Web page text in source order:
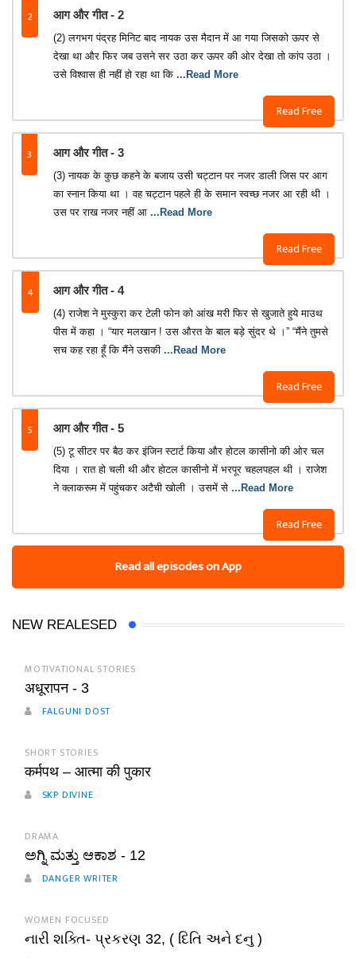
2 आग और गीत - 2
Read Free
(2) लगभग पंद्रह मिनिट बाद नायक उस मैदान में आ गया जिसको ऊपर से
देखा था और फिर जब उसने सर उठा कर ऊपर की ओर देखा तो कांप उठा ।
उसे विश्वास ही नहीं हो रहा था कि ...Read More
3 आग और गीत - 3
Read Free
(3) नायक के कुछ कहने के बजाय उसी चट्टान पर नजर डाली जिस पर आग
का स्नान किया था । वह चट्टान पहले ही के समान स्वच्छ नजर आ रही थी ।
उस पर राख नजर नहीं आ ...Read More
4 आग और गीत - 4
Read Free
(4) राजेश ने मुस्कुरा कर टेली फोन को आंख मरी फिर से खुजाते हुये माउथ
पीस में कहा । “यार मलखान ! उस औरत के बाल बड़े सुंदर थे ।” “मैंने तुमसे
सच कह रहा हूँ कि मैंने उसकी ...Read More
5 आग और गीत - 5
Read Free
(5) टू सीटर पर बैठ कर इंजिन स्टार्ट किया और होटल कासीनो की ओर चल
दिया । रात हो चली थी और होटल कासीनो में भरपूर चहलपहल थी । राजेश
ने क्लाकरूम में पहुंचकर अटैची खोली । उसमें से ...Read More
Read all episodes on App
NEW REALESED
MOTIVATIONAL STORIES
अधूरापन - 3
FALGUNI DOST
SHORT STORIES
कर्मपथ – आत्मा की पुकार
SKP DIVINE
DRAMA
ಅಗ್ನಿ ಮತ್ತು ಆಕಾಶ - 12
DANGER WRITER
WOMEN FOCUSED
નારી શક્તિ- પ્રકરણ 32, ( દિતિ અને દનુ )